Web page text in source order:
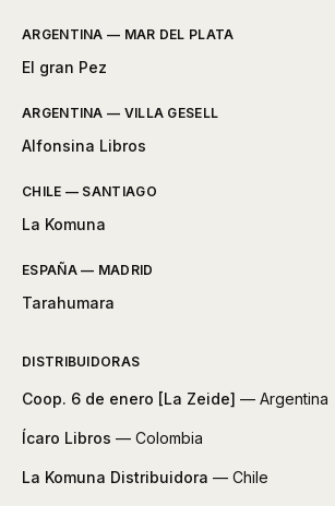
ARGENTINA — MAR DEL PLATA
El gran Pez
ARGENTINA — VILLA GESELL
Alfonsina Libros
CHILE — SANTIAGO
La Komuna
ESPAÑA — MADRID
Tarahumara
DISTRIBUIDORAS
Coop. 6 de enero [La Zeide] — Argentina
Ícaro Libros — Colombia
La Komuna Distribuidora — Chile